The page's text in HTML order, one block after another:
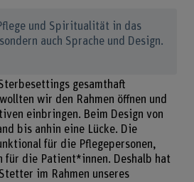
und Spiritualität in das
auch Sprache und Design.
gesamthaft
wir den Rahmen öffnen und
einbringen. Beim Design von
bis anhin eine Lücke. Die
für die Pflegepersonen,
für die Patient*innen. Deshalb hat
im Rahmen unseres